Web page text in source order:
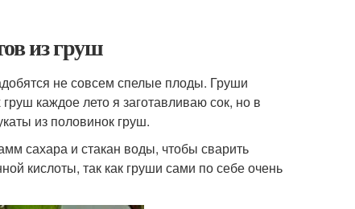
из груш
не совсем спелые плоды. Груши
каждое лето я заготавливаю сок, но в
из половинок груш.
сахара и стакан воды, чтобы сварить
кислоты, так как груши сами по себе очень